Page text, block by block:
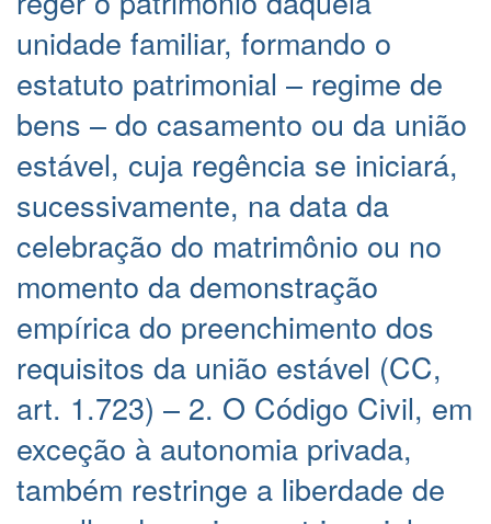
unidade familiar, formando o
estatuto patrimonial – regime de
bens – do casamento ou da união
estável, cuja regência se iniciará,
sucessivamente, na data da
celebração do matrimônio ou no
momento da demonstração
empírica do preenchimento dos
requisitos da união estável (CC,
art. 1.723) – 2. O Código Civil, em
exceção à autonomia privada,
também restringe a liberdade de